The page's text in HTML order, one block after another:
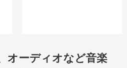
オーディオなど音楽